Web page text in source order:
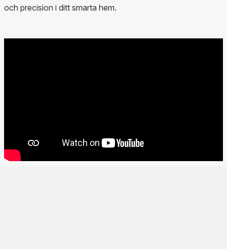
och precision i ditt smarta hem.